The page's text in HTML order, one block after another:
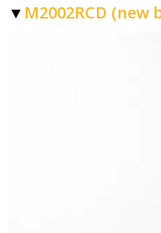
▼ M2002RCD (new